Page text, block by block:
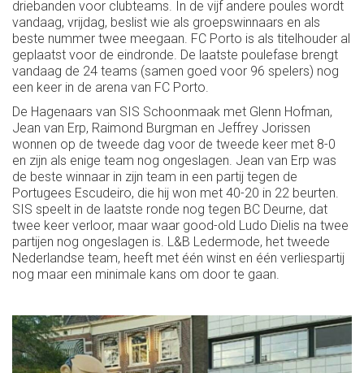
driebanden voor clubteams. In de vijf andere poules wordt
vandaag, vrijdag, beslist wie als groepswinnaars en als
beste nummer twee meegaan. FC Porto is als titelhouder al
geplaatst voor de eindronde. De laatste poulefase brengt
vandaag de 24 teams (samen goed voor 96 spelers) nog
een keer in de arena van FC Porto.
De Hagenaars van SIS Schoonmaak met Glenn Hofman,
Jean van Erp, Raimond Burgman en Jeffrey Jorissen
wonnen op de tweede dag voor de tweede keer met 8-0
en zijn als enige team nog ongeslagen. Jean van Erp was
de beste winnaar in zijn team in een partij tegen de
Portugees Escudeiro, die hij won met 40-20 in 22 beurten.
SIS speelt in de laatste ronde nog tegen BC Deurne, dat
twee keer verloor, maar waar good-old Ludo Dielis na twee
partijen nog ongeslagen is. L&B Ledermode, het tweede
Nederlandse team, heeft met één winst en één verliespartij
nog maar een minimale kans om door te gaan.